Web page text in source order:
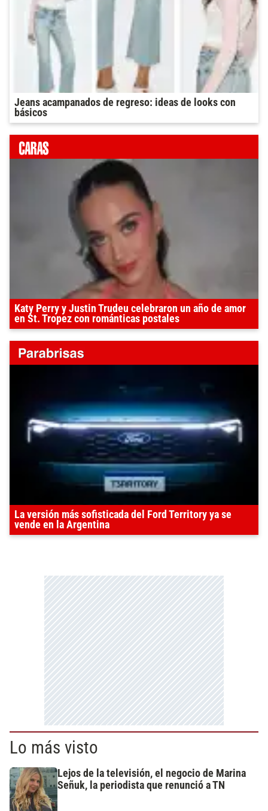
Jeans acampanados de regreso: ideas de looks con
básicos
Katy Perry y Justin Trudeu celebraron un año de amor
en St. Tropez con románticas postales
La versión más sofisticada del Ford Territory ya se
vende en la Argentina
Lo más visto
Lejos de la televisión, el negocio de Marina
Señuk, la periodista que renunció a TN